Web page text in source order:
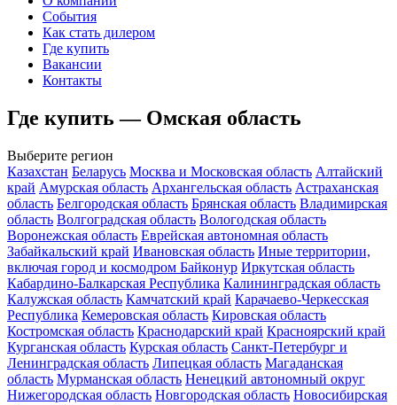
События
Как стать дилером
Где купить
Вакансии
Контакты
Где купить — Омская область
Выберите регион
Казахстан Беларусь Москва и Московская область Алтайский
край Амурская область Архангельская область Астраханская
область Белгородская область Брянская область Владимирская
область Волгоградская область Вологодская область
Воронежская область Еврейская автономная область
Забайкальский край Ивановская область Иные территории,
включая город и космодром Байконур Иркутская область
Кабардино-Балкарская Республика Калининградская область
Калужская область Камчатский край Карачаево-Черкесская
Республика Кемеровская область Кировская область
Костромская область Краснодарский край Красноярский край
Курганская область Курская область Санкт-Петербург и
Ленинградская область Липецкая область Магаданская
область Мурманская область Ненецкий автономный округ
Нижегородская область Новгородская область Новосибирская